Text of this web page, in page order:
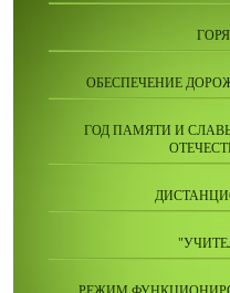
ОБЕСПЕЧЕНИЕ
ГОД ПАМЯТИ И